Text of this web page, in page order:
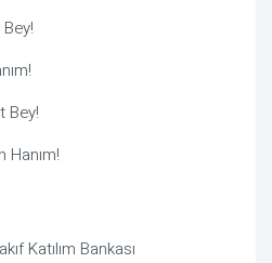
Bey!
Hanım!
Bankası